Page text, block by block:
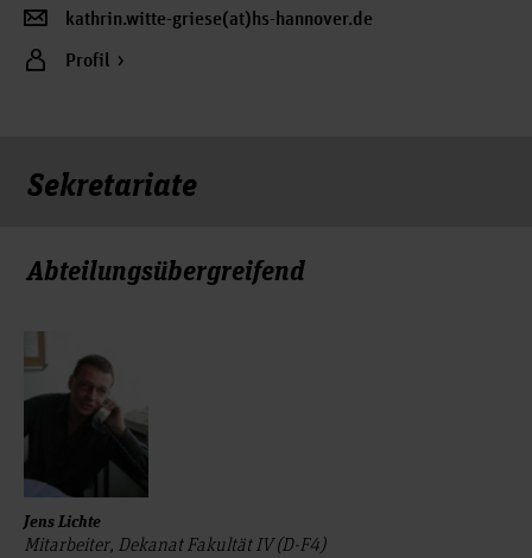
kathrin.witte-griese(at)hs-hannover.de
Profil
Sekretariate
Abteilungsübergreifend
Jens Lichte
Mitarbeiter, Dekanat Fakultät IV (D-F4)